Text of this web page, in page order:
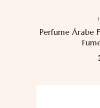
Perfume Árabe